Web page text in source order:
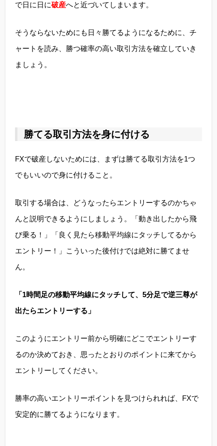
で日に日に破産へと近づいてしまいます。
そうならないためにも日々勝てるようになるために、チ
ャートを読み、勝つ確率の高い取引方法を確立していき
ましょう。
勝てる取引方法を身に付ける
FXで破産しないためには、まずは勝てる取引方法を1つ
でもいいので身に付けること。
取引する場合は、どうなったらエントリーするのかちゃ
んと説明できるようにしましょう。「動き出したから飛
び乗る！」「良く見たら移動平均線にタッチしてるから
エントリー！」こういった後付けでは絶対に勝てませ
ん。
「1時間足の移動平均線にタッチして、5分足で逆三尊が
出たらエントリーする」
このようにエントリー前から明確にどこでエントリーす
るのか決めておき、思ったとおりのポイントに来てから
エントリーしてください。
勝率の高いエントリーポイントを見つけられれば、FXで
安定的に勝てるようになります。